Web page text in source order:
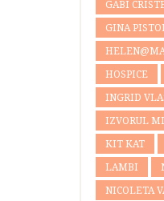
GABI
GINA
HOSPICE
INGRID
IZVORUL
KIT KAT
LAMBI
NICOLETA